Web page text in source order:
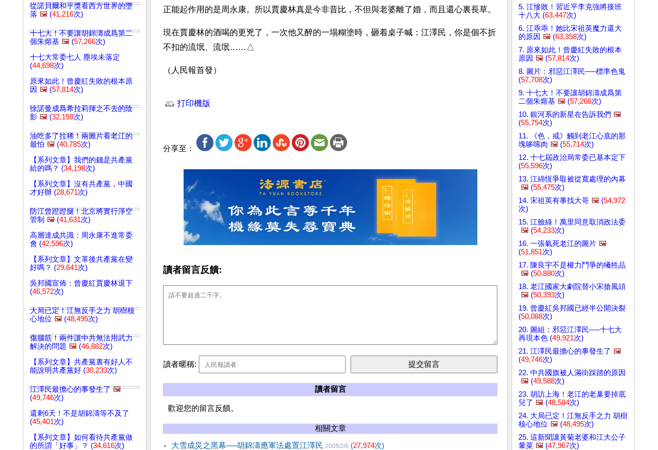
從諾貝爾和平獎看西方世界的墮
落 🖼️ (41,216次)
十七大！不要讓胡錦濤成爲第二
個朱熔基 🖼️ (57,266次)
十七大常委七人 塵埃未落定
(44,698次)
原來如此！曾慶紅失敗的根本原
因 🖼️ (57,814次)
徐諾曼成爲希拉莉揮之不去的陰
影 🖼️ (32,159次)
油吃多了拉稀！兩圖片看老江的
最怕 🖼️ (40,785次)
【系列文章】我們的錢是共產黨
給的嗎？ (34,198次)
【系列文章】沒有共產黨，中國
才好辦 (28,671次)
防江曾蹬蹬腿！北京將實行淨空
管制 🖼️ (41,631次)
高層達成共識：周永康不進常委
會 (42,596次)
【系列文章】文革後共產黨在變
好嗎？ (29,641次)
吳邦國宣佈：曾慶紅賈慶林退下
(46,572次)
大局已定！江無反手之力 胡樹核
心地位 🖼️ (48,495次)
傷腦筋！兩件讓中共無法用武力
解決的問題 🖼️ (46,882次)
【系列文章】共產黨裏有好人不
能說明共產黨好 (30,233次)
江澤民最擔心的事發生了 🖼️
(49,746次)
還剩6天！不是胡錦濤等不及了
(45,401次)
【系列文章】如何看待共產黨做
的所謂「好事」？ (34,616次)
正能起作用的是周永康。所以賈慶林真是今非昔比，不但與老婆離了婚，而且還心裏長草。
現在賈慶林的酒喝的更兇了，一次他又醉的一塌糊塗時，砸着桌子喊：江澤民，你是個不折
不扣的流氓、流氓……△
（人民報首發）
打印機版
分享至：
讀者留言反饋:
讀者暱稱:
讀者留言
歡迎您的留言反饋。
相關文章
大雪成災之黑幕──胡錦濤應軍法處置江澤民 2008/2/6 (27,974次)
5. 江慘敗！習近平李克強將接班
十八大 (63,447次)
6. 江乖乖！她比宋祖英魔力還大
的原因 🖼️ (63,358次)
7. 原來如此！曾慶紅失敗的根本
原因 🖼️ (57,814次)
8. 圖片：邪惡江澤民──標準色鬼
(57,708次)
9. 十七大！不要讓胡錦濤成爲第
二個朱熔基 🖼️ (57,266次)
10. 銀河系的新星在告訴我們 🖼️
(55,754次)
11. 《色，戒》觸到老江心底的那
塊哆嗦肉 🖼️ (55,714次)
12. 十七屆政治局常委已基本定下
(55,596次)
13. 江綿恆爭取被從寬處理的內幕
🖼️ (55,475次)
14. 宋祖英有事找大哥 🖼️ (54,972
次)
15. 江臉綠！萬里同意取消政法委
🖼️ (54,233次)
16. 一張氣死老江的圖片 🖼️
(51,851次)
17. 陳良宇不是權力鬥爭的犧牲品
🖼️ (50,880次)
18. 老江國家大劇院替小宋搶風頭
🖼️ (50,393次)
19. 曾慶紅吳邦國已經半公開決裂
(50,088次)
20. 圖組：邪惡江澤民──十七大
再現本色 (49,921次)
21. 江澤民最擔心的事發生了 🖼️
(49,746次)
22. 中共國旗被人滿街踩踏的原因
🖼️ (49,588次)
23. 胡訪上海！老江的老巢要掉底
兒了 🖼️ (48,584次)
24. 大局已定！江無反手之力 胡樹
核心地位 🖼️ (48,495次)
25. 這新聞讓黃菊老婆和江大公子
暈菜 🖼️ (47,967次)